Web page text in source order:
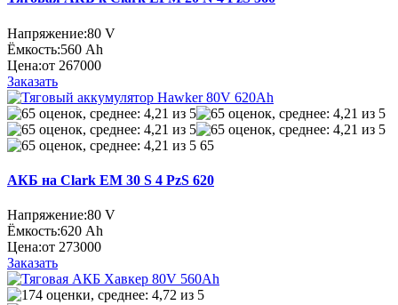
Напряжение:80 V
Ёмкость:560 Ah
Цена:от 267000
Заказать
65
АКБ на Clark EM 30 S 4 PzS 620
Напряжение:80 V
Ёмкость:620 Ah
Цена:от 273000
Заказать